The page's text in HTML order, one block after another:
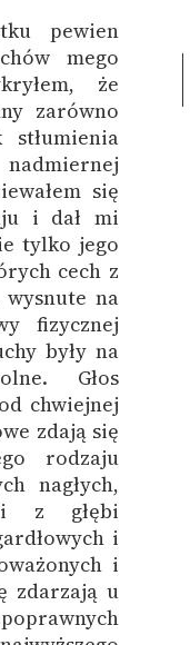
pewien
mego
że
zarówno
stłumienia
się
i dał mi
tylko jego
cech z
na
fizycznej
były na
Głos
chwiejnej
zdają się
rodzaju
nagłych,
i z głębi
i
i
zdarzają u